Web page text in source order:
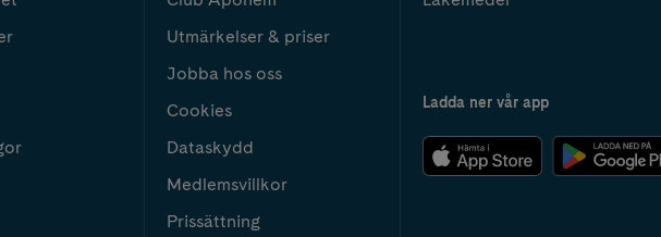
Utmärkelser & priser
Jobba hos oss
Cookies
Dataskydd
Medlemsvillkor
Prissättning
Ladda ner vår app